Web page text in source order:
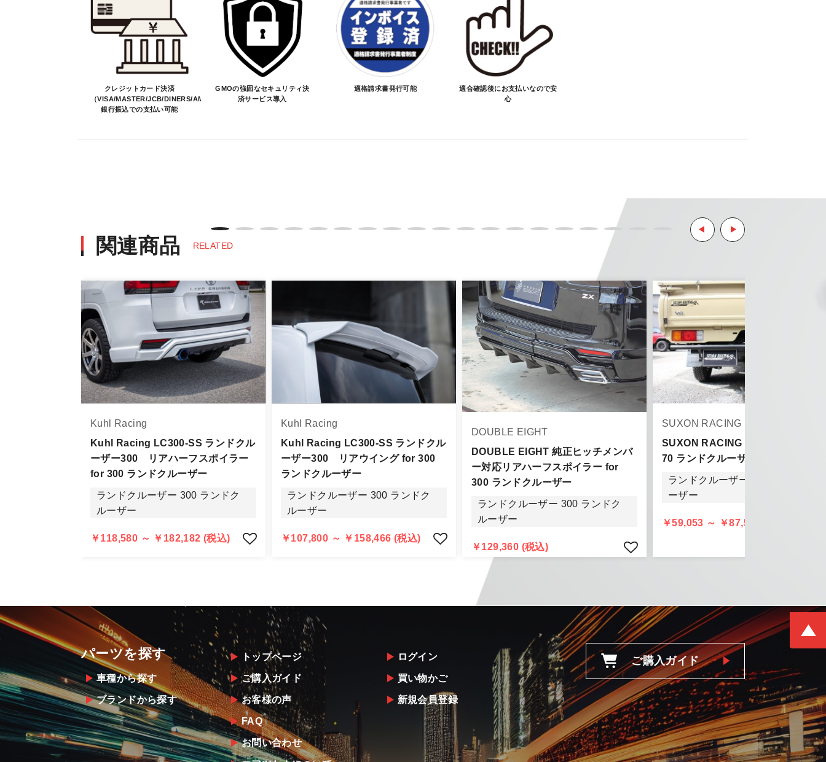
お買物を続ける
※商品はメーカー品のため予告無く価格が変わる場合があります。
※商品は予告無く生産及び販売不可となる場合があります。
・ご注文前の納期のお問い合わせは、ご注文時と納期が異なるトラブルが発生致しますのでお受けしておりません。
納期を知りたい場合は、一旦ご注文のお手続きをお願い致します。
決済について
・ご注文後にメーカー確認を行い、商品が愛車に合うことを確認してから決済となります。
・決済後の正式注文後のキャンセルや変更は不可となりますので、商品やカラー等、お間違い無いようお願い致します。
商品名や説明等でご確認ください。
・エアロパーツ・マフラー等の大型商品は、個人宅への直送・営業所止めができないことがあることはご了承ください。
また、小さな商品でも、メーカーによっては個人宅直送・営業所止めが不可の場合がございます。
・発送先に、塗装・取付店等の業者様をご指定することをお奨め致します。
・メーカーによっては、配送先が自動車関連業者でなければ、配送出来ないことがあることは予めご了承ください。
お届け商品について
商品到着後は速やかに開封のうえ、中身をご確認下さい。
当社ならびにメーカーでは販売する商品に万全を期すよう尽力しておりますが、
万一、商品に不具合があった場合は商品出荷後5日以内にご連絡をお願いします。
なお、塗装・加工・装着後の交換や返品は、理由を問わず一切お受けできません。
商品の不具合や状況は写真等をお願いする場合もございますので、ご協力をお願いします。
明らかに当社またはメーカーに瑕疵が認められる場合（商品誤発送・初期不良・運送破損等）につきましては、
当社よりメーカー・運送会社へ状況報告・確認の上、同等品・代替品への交換対応の手配をさせて頂きます。
尚、やむを得ず同等品・代替品をご用意出来ない場合はご返金とさせて頂きます。
お客様のお支払い方法に関わらず、ご返金は銀行振込となりますことを予めご了承下さい。
クレジットカード決済
（VISA/MASTER/JCB/DINERS/AMEX）、
銀行振込での支払い可能
GMOの強固なセキュリティ決
済サービス導入
適格請求書発行可能
適合確認後にお支払いなので安
心
関連商品 RELATED
Kuhl Racing
Kuhl Racing LC300-SS ランドクル
ーザー300 リアハーフスポイラー
for 300 ランドクルーザー
ランドクルーザー 300 ランドク
ルーザー
￥118,580 ～ ￥182,182 (税込)
Kuhl Racing
Kuhl Racing LC300-SS ランドクル
ーザー300 リアウイング for 300
ランドクルーザー
ランドクルーザー 300 ランドク
ルーザー
￥107,800 ～ ￥158,466 (税込)
DOUBLE EIGHT
DOUBLE EIGHT 純正ヒッチメンバ
ー対応リアハーフスポイラー for
300 ランドクルーザー
ランドクルーザー 300 ランドク
ルーザー
￥129,360 (税込)
SUXON RACING
SUXON RACING リアバンパー for
70 ランドクルーザー
ランドクルーザー 70 ランドクル
ーザー
￥59,053 ～ ￥87,512 (税込)
パーツを探す
車種から探す
ブランドから探す
トップページ
ご購入ガイド
お客様の声
FAQ
お問い合わせ
ログイン
買い物かご
新規会員登録
ご購入ガイド